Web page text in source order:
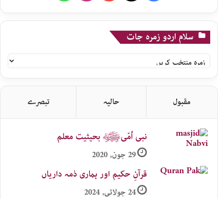
سلام اردو زمرہ جات
سلام
اردو
زمرہ
جات
مقبول حالیہ تبصرے
نبی اُمّیﷺ بحیثیت معلم
29 جون, 2020
قرآنِ حکیم اور ہماری ذمہ داریاں
24 جولائی, 2024